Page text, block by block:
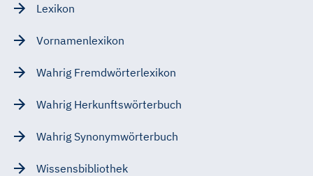
Lexikon
Vornamenlexikon
Wahrig Fremdwörterlexikon
Wahrig Herkunftswörterbuch
Wahrig Synonymwörterbuch
Wissensbibliothek